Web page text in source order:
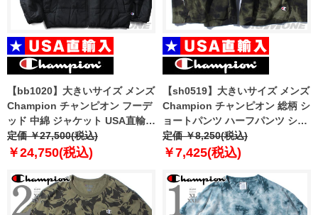
【bb1020】大きいサイズ メンズ
Champion チャンピオン フーデ
ッド 中綿 ジャケット USA直輸入
v74728-586n6a
定価 ￥27,500(税込)
￥24,750(税込)
【sh0519】大きいサイズ メンズ
Champion チャンピオン 総柄 シ
ョートパンツ ハーフパンツ ショ
ーツ USA直輸入 85707p
定価 ￥8,250(税込)
￥7,425(税込)